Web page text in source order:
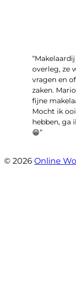
overleg, ze
vragen en
zaken.
fijne
Mocht ik
hebben, ga
😁”
© 2026 Online